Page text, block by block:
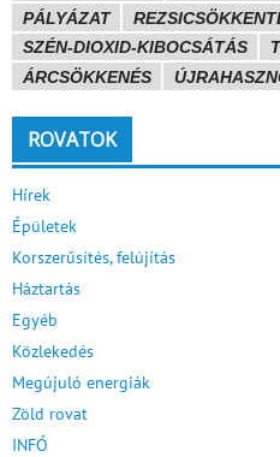
PÁLYÁZAT
SZÉN-DIOXID-KIBOCSÁTÁS
ÁRCSÖKKENÉS
ROVATOK
Hírek
Épületek
Korszerűsítés, felújítás
Háztartás
Egyéb
Közlekedés
Megújuló energiák
Zöld rovat
INFÓ